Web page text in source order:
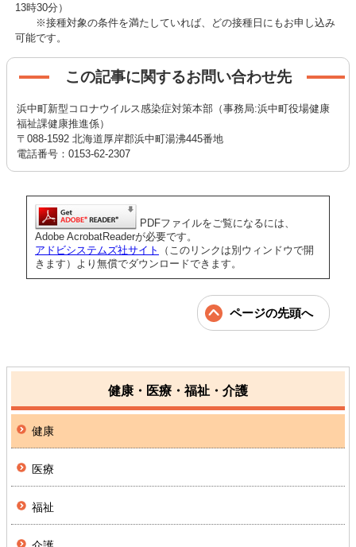
13時30分）
※接種対象の条件を満たしていれば、どの接種日にもお申し込み
可能です。
この記事に関するお問い合わせ先
浜中町新型コロナウイルス感染症対策本部（事務局:浜中町役場健康
福祉課健康推進係）
〒088-1592 北海道厚岸郡浜中町湯沸445番地
電話番号：0153-62-2307
PDFファイルをご覧になるには、
Adobe AcrobatReaderが必要です。
アドビシステムズ社サイト
（このリンクは別ウィンドウで開
きます）より無償でダウンロードできます。
ページの先頭へ
健康・医療・福祉・介護
健康
医療
福祉